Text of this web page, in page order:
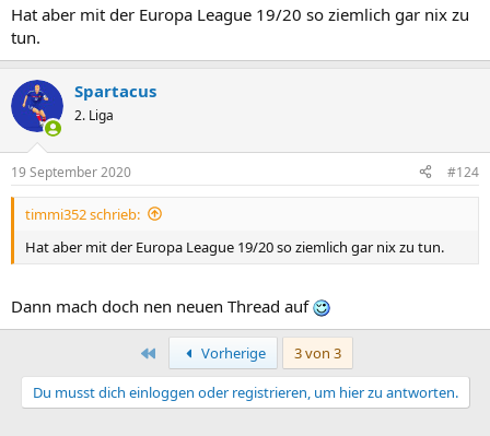
Hat aber mit der Europa League 19/20 so ziemlich gar nix zu
tun.
Spartacus
2. Liga
19 September 2020 #124
timmi352 schrieb:
Hat aber mit der Europa League 19/20 so ziemlich gar nix zu tun.
Dann mach doch nen neuen Thread auf
Erste Vorherige
3 von 3
Du musst dich einloggen oder registrieren, um hier zu antworten.